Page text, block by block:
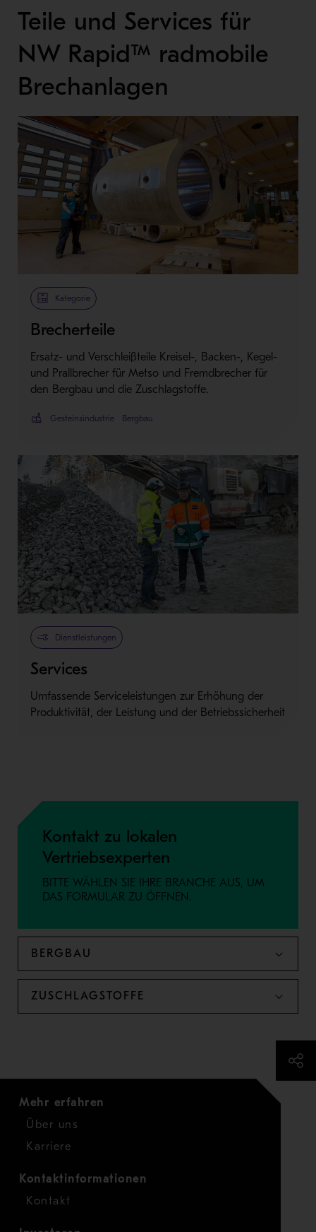
Teile und Services für
NW Rapid™ radmobile
Brechanlagen
Kategorie
Brecherteile
Ersatz- und Verschleißteile Kreisel-, Backen-, Kegel-
und Prallbrecher für Metso und Fremdbrecher für
den Bergbau und die Zuschlagstoffe.
Gesteinsindustrie Bergbau
Dienstleistungen
Services
Umfassende Serviceleistungen zur Erhöhung der
Produktivität, der Leistung und der Betriebssicherheit
Kontakt zu lokalen
Vertriebsexperten
BITTE WÄHLEN SIE IHRE BRANCHE AUS, UM
DAS FORMULAR ZU ÖFFNEN.
BERGBAU
ZUSCHLAGSTOFFE
Mehr erfahren
Über uns
Karriere
Kontaktinformationen
Kontakt